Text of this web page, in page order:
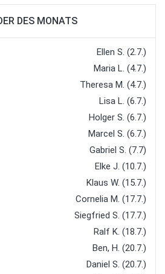
DES MONATS
Ellen S. (2.7.)
Maria L. (4.7.)
Theresa M. (4.7.)
Lisa L. (6.7.)
Holger S. (6.7.)
Marcel S. (6.7.)
Gabriel S. (7.7)
Elke J. (10.7.)
Klaus W. (15.7.)
Cornelia M. (17.7.)
Siegfried S. (17.7.)
Ralf K. (18.7.)
Ben, H. (20.7.)
Daniel S. (20.7.)